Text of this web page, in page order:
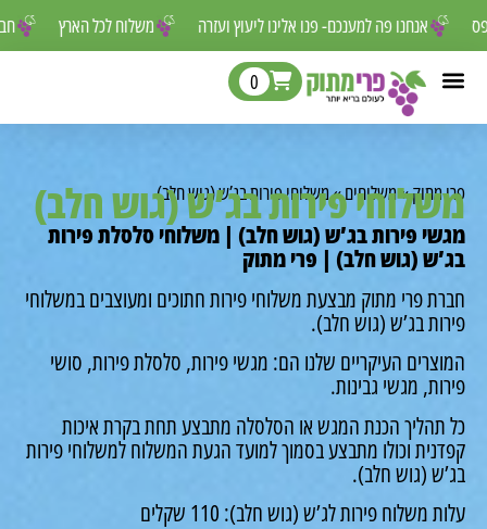
משלוח לכל הארץ אנחנו פה למענכם- פנו אלינו ליעוץ ועזרה לפספס
0
»משלוחים»משלוחי פירות בג’ש (גוש חלב)
פירות בג’ש (גוש חלב)
פירות בג’ש (גוש חלב) | משלוחי סלסלת פירות
(גוש חלב) | פרי מתוק
פרי מתוק מבצעת משלוחי פירות חתוכים ומעוצבים במשלוחי
בג’ש (גוש חלב).
העיקריים שלנו הם: מגשי פירות, סלסלת פירות, סושי
מגשי גבינות.
הכנת המגש או הסלסלה מתבצע תחת בקרת איכות
וכולו מתבצע בסמוך למועד הגעת המשלוח למשלוחי פירות
(גוש חלב).
משלוח פירות לג’ש (גוש חלב): 110 שקלים